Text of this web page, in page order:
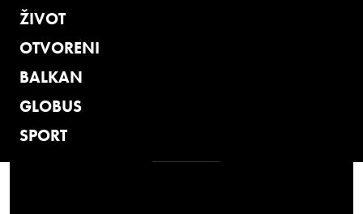
ŽIVOT
OTVORENI
BALKAN
GLOBUS
SPORT